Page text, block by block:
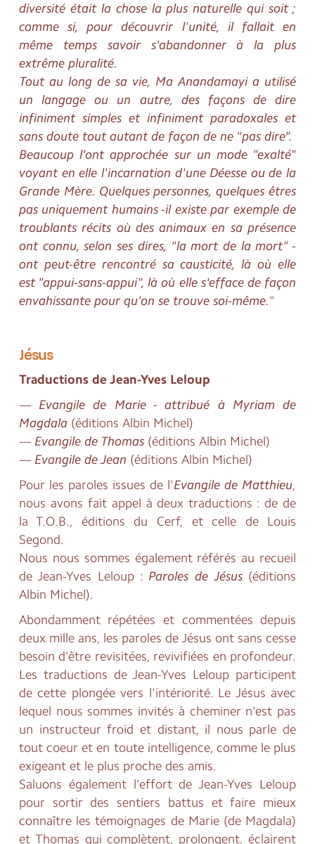
diversité était la chose la plus naturelle qui soit ;
comme si, pour découvrir l'unité, il fallait en
même temps savoir s'abandonner à la plus
extrême pluralité.
Tout au long de sa vie, Ma Anandamayi a utilisé
un langage ou un autre, des façons de dire
infiniment simples et infiniment paradoxales et
sans doute tout autant de façon de ne "pas dire".
Beaucoup l'ont approchée sur un mode "exalté"
voyant en elle l'incarnation d'une Déesse ou de la
Grande Mère. Quelques personnes, quelques êtres
pas uniquement humains -il existe par exemple de
troublants récits où des animaux en sa présence
ont connu, selon ses dires, "la mort de la mort" -
ont peut-être rencontré sa causticité, là où elle
est "appui-sans-appui", là où elle s'efface de façon
envahissante pour qu'on se trouve soi-même."
Jésus
Traductions de Jean-Yves Leloup
— Evangile de Marie - attribué à Myriam de
Magdala(éditions Albin Michel)
— Evangile de Thomas(éditions Albin Michel)
— Evangile de Jean (éditions Albin Michel)
Pour les paroles issues de l'Evangile de Matthieu,
nous avons fait appel à deux traductions : de de
la T.O.B., éditions du Cerf, et celle de Louis
Segond.
Nous nous sommes également référés au recueil
de Jean-Yves Leloup : Paroles de Jésus(éditions
Albin Michel).
Abondamment répétées et commentées depuis
deux mille ans, les paroles de Jésus ont sans cesse
besoin d'être revisitées, revivifiées en profondeur.
Les traductions de Jean-Yves Leloup participent
de cette plongée vers l'intériorité. Le Jésus avec
lequel nous sommes invités à cheminer n'est pas
un instructeur froid et distant, il nous parle de
tout coeur et en toute intelligence, comme le plus
exigeant et le plus proche des amis.
Saluons également l'effort de Jean-Yves Leloup
pour sortir des sentiers battus et faire mieux
connaître les témoignages de Marie (de Magdala)
et Thomas qui complètent, prolongent, éclairent